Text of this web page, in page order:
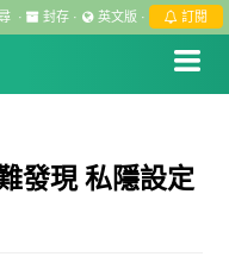
· 封存 · 英文版 · 訂閱
發現 私隱設定